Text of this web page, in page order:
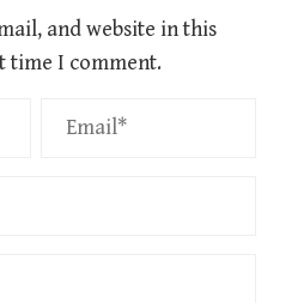
and website in this
time I comment.